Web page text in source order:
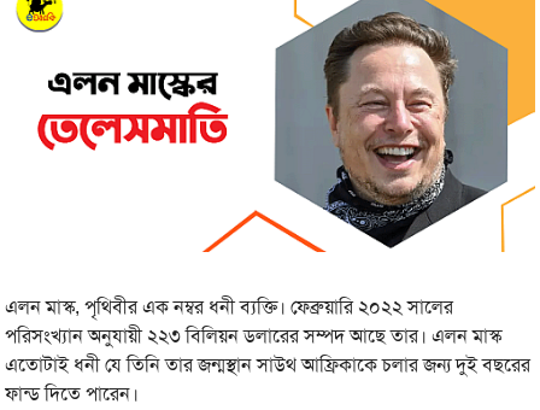
এলন মাস্ক, পৃথিবীর এক নম্বর ধনী ব্যক্তি। ফেব্রুয়ারি ২০২২ সালের
পরিসংখ্যান অনুযায়ী ২২৩ বিলিয়ন ডলারের সম্পদ আছে তার। এলন মাস্ক
এতোটাই ধনী যে তিনি তার জন্মস্থান সাউথ আফ্রিকাকে চলার জন্য দুই বছরের
ফান্ড দিতে পারেন।